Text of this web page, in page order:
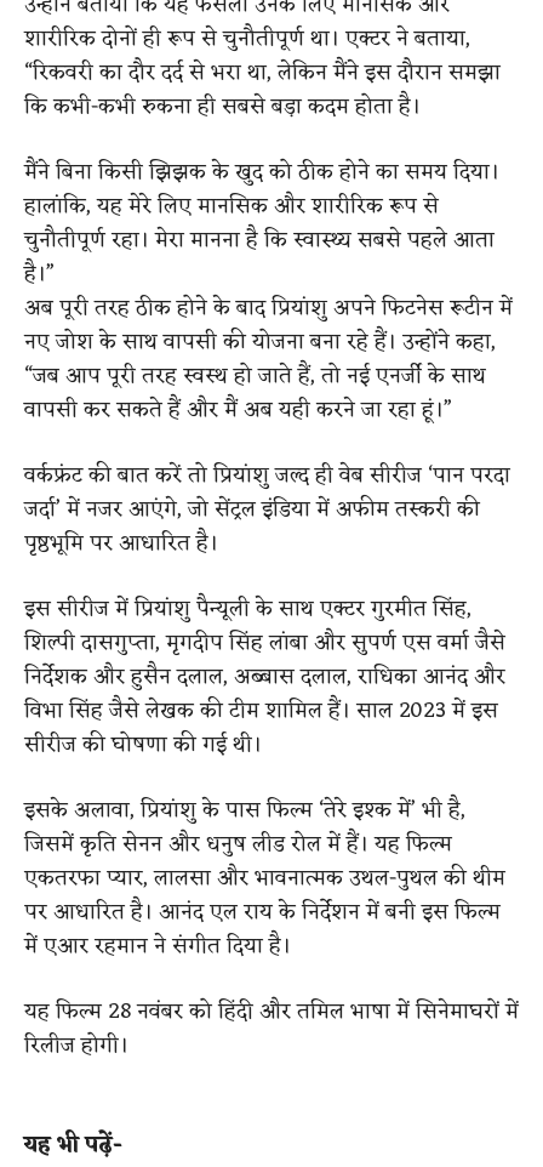
शारीरिक दोनों ही रूप से चुनौतीपूर्ण था। एक्टर ने बताया,
“रिकवरी का दौर दर्द से भरा था, लेकिन मैंने इस दौरान समझा
कि कभी-कभी रुकना ही सबसे बड़ा कदम होता है।
मैंने बिना किसी झिझक के खुद को ठीक होने का समय दिया।
हालांकि, यह मेरे लिए मानसिक और शारीरिक रूप से
चुनौतीपूर्ण रहा। मेरा मानना है कि स्वास्थ्य सबसे पहले आता
है।”
अब पूरी तरह ठीक होने के बाद प्रियांशु अपने फिटनेस रूटीन में
नए जोश के साथ वापसी की योजना बना रहे हैं। उन्होंने कहा,
“जब आप पूरी तरह स्वस्थ हो जाते हैं, तो नई एनर्जी के साथ
वापसी कर सकते हैं और मैं अब यही करने जा रहा हूं।”
वर्कफ्रंट की बात करें तो प्रियांशु जल्द ही वेब सीरीज ‘पान परदा
जर्दा’ में नजर आएंगे, जो सेंट्रल इंडिया में अफीम तस्करी की
पृष्ठभूमि पर आधारित है।
इस सीरीज में प्रियांशु पैन्यूली के साथ एक्टर गुरमीत सिंह,
शिल्पी दासगुप्ता, मृगदीप सिंह लांबा और सुपर्ण एस वर्मा जैसे
निर्देशक और हुसैन दलाल, अब्बास दलाल, राधिका आनंद और
विभा सिंह जैसे लेखक की टीम शामिल हैं। साल 2023 में इस
सीरीज की घोषणा की गई थी।
इसके अलावा, प्रियांशु के पास फिल्म ‘तेरे इश्क में’ भी है,
जिसमें कृति सेनन और धनुष लीड रोल में हैं। यह फिल्म
एकतरफा प्यार, लालसा और भावनात्मक उथल-पुथल की थीम
पर आधारित है। आनंद एल राय के निर्देशन में बनी इस फिल्म
में एआर रहमान ने संगीत दिया है।
यह फिल्म 28 नवंबर को हिंदी और तमिल भाषा में सिनेमाघरों में
रिलीज होगी।
यह भी पढ़ें-